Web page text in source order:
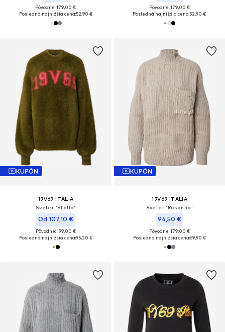
Pôvodne: 179,00 €
Posledná najnižšia cena:52,90 €
Pôvodne: 179,00 €
Posledná najnižšia cena:52,90 €
KUPÓN
19V69 ITALIA
Sveter 'Stella'
Od 107,10 €
Pôvodne: 199,00 €
Posledná najnižšia cena:95,20 €
KUPÓN
19V69 ITALIA
Sveter 'Rosanna'
94,50 €
Pôvodne: 179,00 €
Posledná najnižšia cena:69,90 €